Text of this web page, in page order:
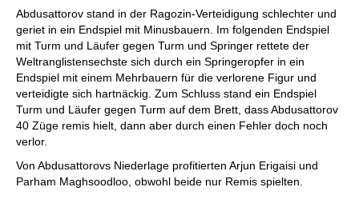
Abdusattorov stand in der Ragozin-Verteidigung schlechter und
geriet in ein Endspiel mit Minusbauern. Im folgenden Endspiel
mit Turm und Läufer gegen Turm und Springer rettete der
Weltranglistensechste sich durch ein Springeropfer in ein
Endspiel mit einem Mehrbauern für die verlorene Figur und
verteidigte sich hartnäckig. Zum Schluss stand ein Endspiel
Turm und Läufer gegen Turm auf dem Brett, dass Abdusattorov
40 Züge remis hielt, dann aber durch einen Fehler doch noch
verlor.
Von Abdusattorovs Niederlage profitierten Arjun Erigaisi und
Parham Maghsoodloo, obwohl beide nur Remis spielten.